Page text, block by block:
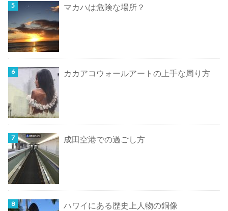
マカハは危険な場所？
カカアコウォールアートの上手な周り方
成田空港での過ごし方
ハワイにある歴史上人物の銅像